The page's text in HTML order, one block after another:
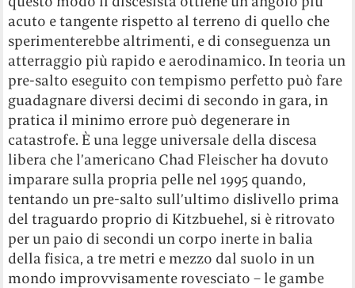
acuto e tangente rispetto al terreno di quello che
sperimenterebbe altrimenti, e di conseguenza un
atterraggio più rapido e aerodinamico. In teoria un
pre-salto eseguito con tempismo perfetto può fare
guadagnare diversi decimi di secondo in gara, in
pratica il minimo errore può degenerare in
catastrofe. È una legge universale della discesa
libera che l’americano Chad Fleischer ha dovuto
imparare sulla propria pelle nel 1995 quando,
tentando un pre-salto sull’ultimo dislivello prima
del traguardo proprio di Kitzbuehel, si è ritrovato
per un paio di secondi un corpo inerte in balia
della fisica, a tre metri e mezzo dal suolo in un
mondo improvvisamente rovesciato – le gambe